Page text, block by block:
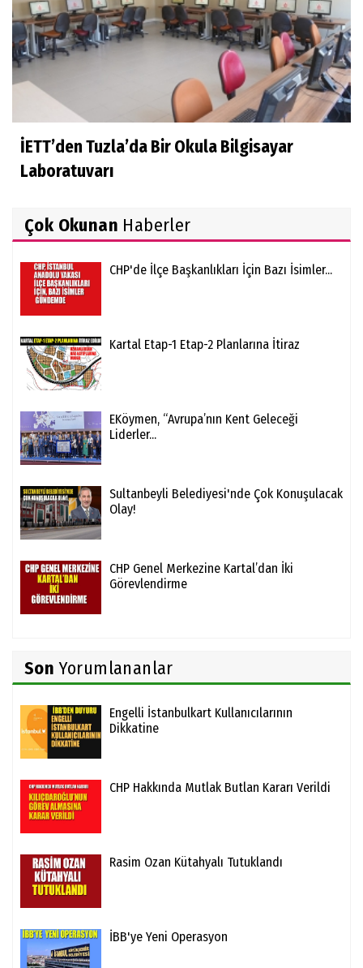
İETT’den Tuzla’da Bir Okula Bilgisayar
Laboratuvarı
Çok Okunan Haberler
CHP'de İlçe Başkanlıkları İçin Bazı İsimler...
Kartal Etap-1 Etap-2 Planlarına İtiraz
EKöymen, “Avrupa’nın Kent Geleceği
Liderler...
Sultanbeyli Belediyesi'nde Çok Konuşulacak
Olay!
CHP Genel Merkezine Kartal’dan İki
Görevlendirme
Son Yorumlananlar
Engelli İstanbulkart Kullanıcılarının
Dikkatine
CHP Hakkında Mutlak Butlan Kararı Verildi
Rasim Ozan Kütahyalı Tutuklandı
İBB'ye Yeni Operasyon